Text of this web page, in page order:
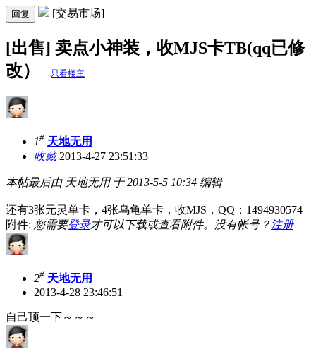
回复 [交易市场]
[出售] 卖点小神装，收MJS卡TB(qq已修
改）
只看楼主
1# 天地无用
收藏2013-4-27 23:51:33
本帖最后由 天地无用 于 2013-5-5 10:34 编辑
还有3张元灵单卡，4张乌龟单卡，收MJS，QQ：1494930574
附件: 您需要登录才可以下载或查看附件。没有帐号？ 注册
2# 天地无用
2013-4-28 23:46:51
自己顶一下～～～